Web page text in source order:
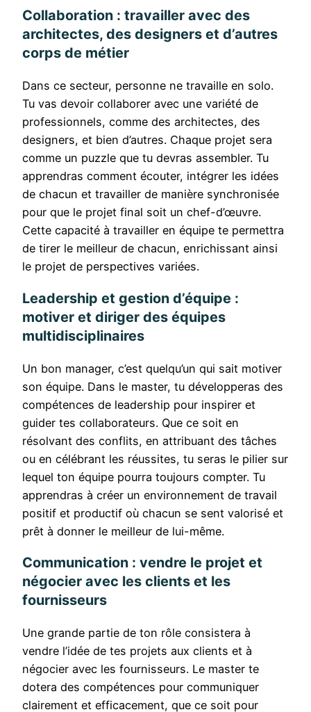
Collaboration : travailler avec des
architectes, des designers et d’autres
corps de métier
Dans ce secteur, personne ne travaille en solo.
Tu vas devoir collaborer avec une variété de
professionnels, comme des architectes, des
designers, et bien d’autres. Chaque projet sera
comme un puzzle que tu devras assembler. Tu
apprendras comment écouter, intégrer les idées
de chacun et travailler de manière synchronisée
pour que le projet final soit un chef-d’œuvre.
Cette capacité à travailler en équipe te permettra
de tirer le meilleur de chacun, enrichissant ainsi
le projet de perspectives variées.
Leadership et gestion d’équipe :
motiver et diriger des équipes
multidisciplinaires
Un bon manager, c’est quelqu’un qui sait motiver
son équipe. Dans le master, tu développeras des
compétences de leadership pour inspirer et
guider tes collaborateurs. Que ce soit en
résolvant des conflits, en attribuant des tâches
ou en célébrant les réussites, tu seras le pilier sur
lequel ton équipe pourra toujours compter. Tu
apprendras à créer un environnement de travail
positif et productif où chacun se sent valorisé et
prêt à donner le meilleur de lui-même.
Communication : vendre le projet et
négocier avec les clients et les
fournisseurs
Une grande partie de ton rôle consistera à
vendre l’idée de tes projets aux clients et à
négocier avec les fournisseurs. Le master te
dotera des compétences pour communiquer
clairement et efficacement, que ce soit pour